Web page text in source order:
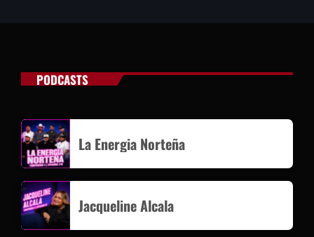
PODCASTS
La Energia Norteña
Jacqueline Alcala